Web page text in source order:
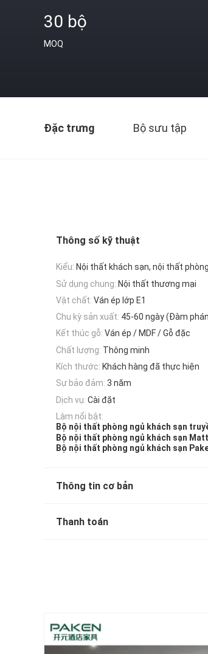
30 bộ
MOQ
Đặc trưng Bộ sưu tập
Thông số kỹ thuật
Kiểu: Nội thất khách sạn, nội thất
Sử dụng chung: Nội thất thương mại
Vật chất: Ván ép lớp E1
Chu kỳ sản xuất: 45-60 ngày (Đàm
Kết thúc gỗ: Ván ép / MDF / Gỗ đặc
Chất lượng: Thông minh
Kích thước: Khách hàng đã thực hiện
Sự bảo đảm: 3 năm
Dịch vụ: Cài đặt
Làm nổi bật:
Bộ nội thất phòng ngủ khách sạn
Bộ nội thất phòng ngủ khách sạn
Bộ nội thất phòng ngủ khách sạn
Thông tin cơ bản
Thanh toán